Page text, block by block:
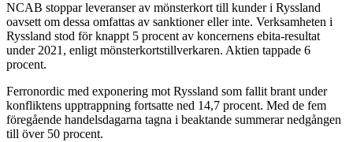
NCAB stoppar leveranser av mönsterkort till kunder i Ryssland
oavsett om dessa omfattas av sanktioner eller inte. Verksamheten i
Ryssland stod för knappt 5 procent av koncernens ebita-resultat
under 2021, enligt mönsterkortstillverkaren. Aktien tappade 6
procent.
Ferronordic med exponering mot Ryssland som fallit brant under
konfliktens upptrappning fortsatte ned 14,7 procent. Med de fem
föregående handelsdagarna tagna i beaktande summerar nedgången
till över 50 procent.